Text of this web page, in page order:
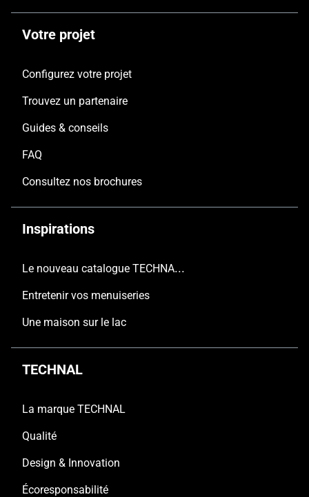
Votre projet
Configurez votre projet
Trouvez un partenaire
Guides & conseils
FAQ
Consultez nos brochures
Inspirations
Le nouveau catalogue TECHNAL est arrivé
Entretenir vos menuiseries
Une maison sur le lac
TECHNAL
La marque TECHNAL
Qualité
Design & Innovation
Écoresponsabilité